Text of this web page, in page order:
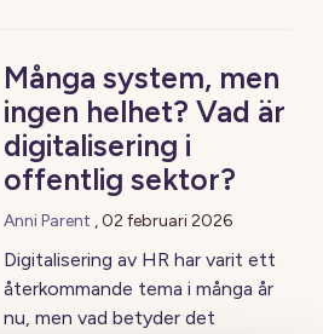
Många system, men
ingen helhet? Vad är
digitalisering i
offentlig sektor?
Anni Parent ,02 februari 2026
Digitalisering av HR har varit ett
återkommande tema i många år
nu, men vad betyder det